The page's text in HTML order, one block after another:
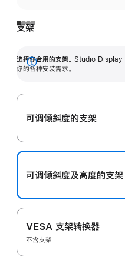
支架
选择你合用的支架。 Studio Display
你的各种安装需求。
展
可调倾斜度的支架
可调倾斜度及高‍度的支‍架
VESA 支架转换器
不含支架